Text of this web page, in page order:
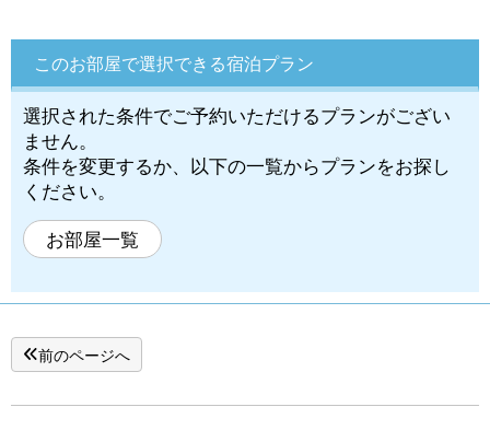
このお部屋で選択できる宿泊プラン
選択された条件でご予約いただけるプランがござい
ません。
条件を変更するか、以下の一覧からプランをお探し
ください。
お部屋一覧
前のページへ